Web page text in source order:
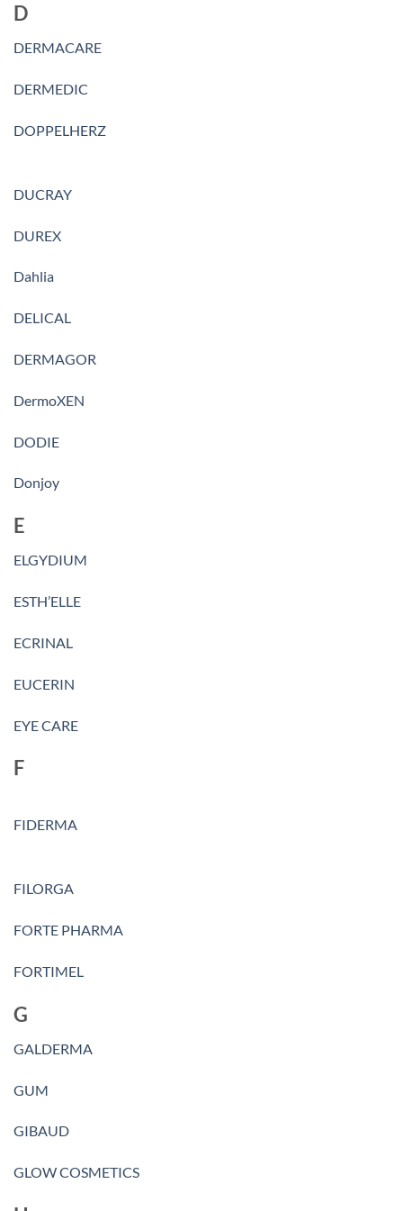
D
DERMACARE
DERMEDIC
DOPPELHERZ
DUCRAY
DUREX
Dahlia
DELICAL
DERMAGOR
DermoXEN
DODIE
Donjoy
E
ELGYDIUM
ESTH’ELLE
ECRINAL
EUCERIN
EYE CARE
F
FIDERMA
FILORGA
FORTE PHARMA
FORTIMEL
G
GALDERMA
GUM
GIBAUD
GLOW COSMETICS